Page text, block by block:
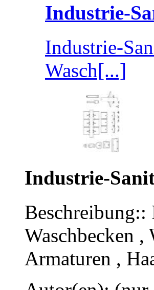
Industrie-
Industrie-
Wasch[...]
Industrie-
Waschbecken ,
Armaturen ,